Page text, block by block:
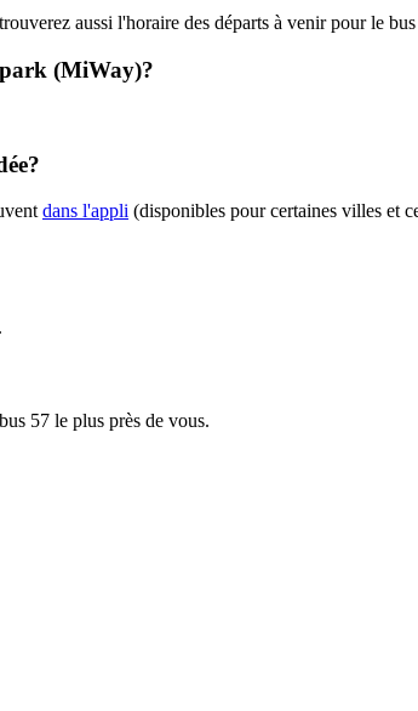
aussi l'horaire des départs à venir pour le
(MiWay)?
dans l'appli (disponibles pour certaines villes et
.
57 le plus près de vous.